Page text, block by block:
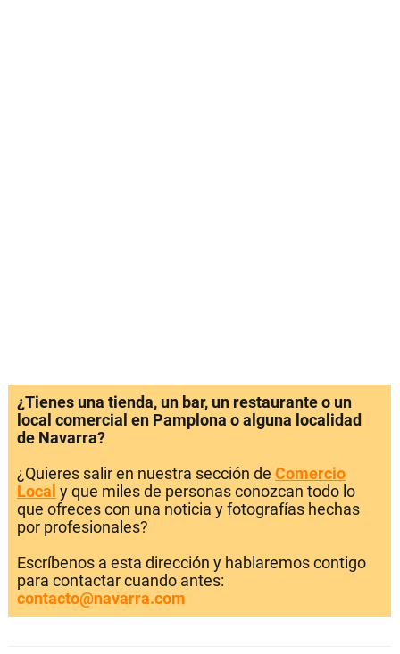
¿Tienes una tienda, un bar, un restaurante o un
local comercial en Pamplona o alguna localidad
de Navarra?
¿Quieres salir en nuestra sección de Comercio
Local y que miles de personas conozcan todo lo
que ofreces con una noticia y fotografías hechas
por profesionales?
Escríbenos a esta dirección y hablaremos contigo
para contactar cuando antes:
contacto@navarra.com